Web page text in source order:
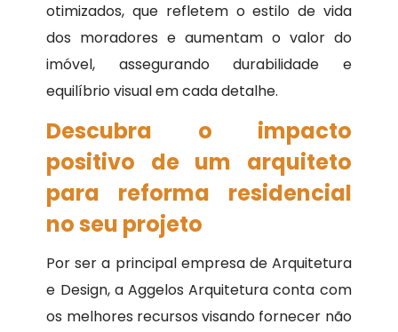
otimizados, que refletem o estilo de vida
dos moradores e aumentam o valor do
imóvel, assegurando durabilidade e
equilíbrio visual em cada detalhe.
Descubra o impacto
positivo de um arquiteto
para reforma residencial
no seu projeto
Por ser a principal empresa de Arquitetura
e Design, a Aggelos Arquitetura conta com
os melhores recursos visando fornecer não